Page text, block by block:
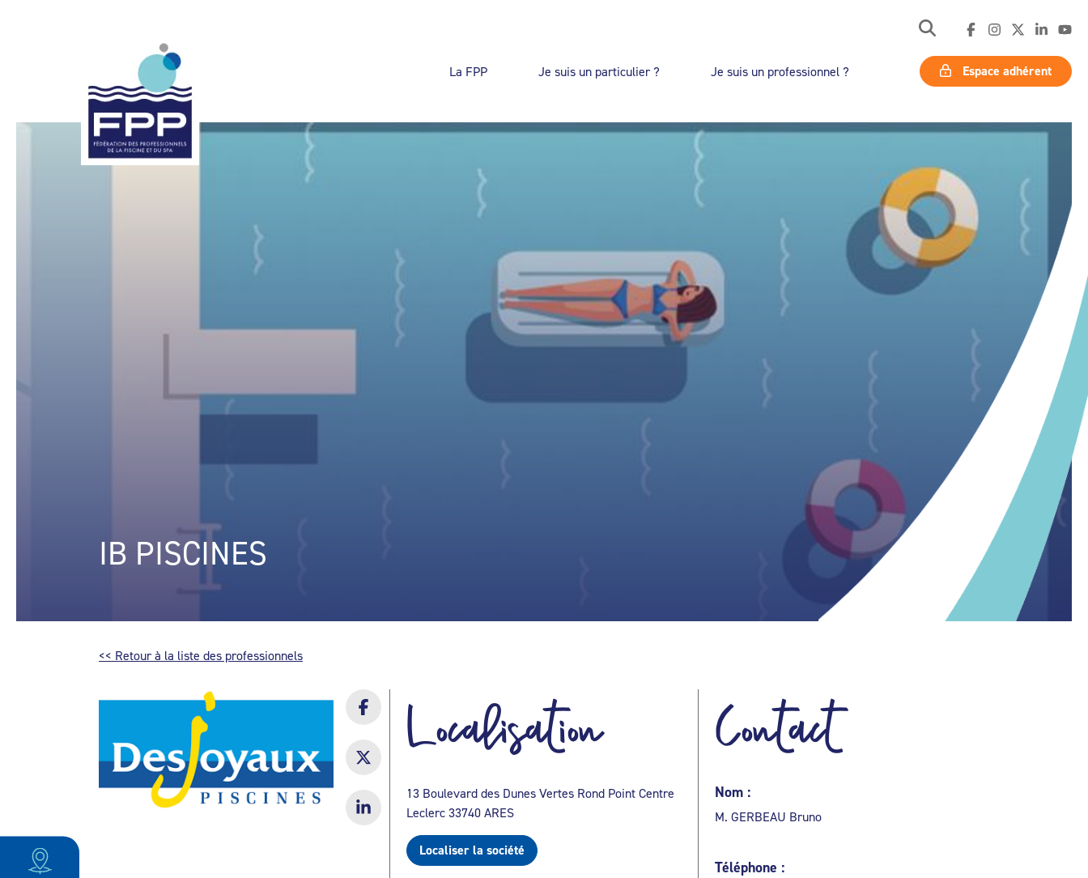
La FPP Je suis un particulier ? Je suis un professionnel ? Espace adhérent
IB PISCINES
<< Retour à la liste des professionnels
Localisation
13 Boulevard des Dunes Vertes Rond Point Centre
Leclerc 33740 ARES
Localiser la société
Contact
Nom :
M. GERBEAU Bruno
Téléphone :